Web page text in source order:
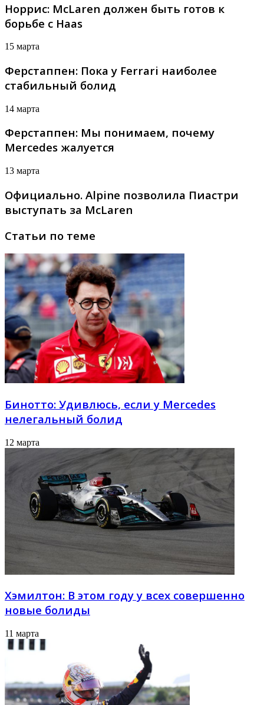
Норрис: McLaren должен быть готов к
борьбе с Haas
15 марта
Ферстаппен: Пока у Ferrari наиболее
стабильный болид
14 марта
Ферстаппен: Мы понимаем, почему
Mercedes жалуется
13 марта
Официально. Alpine позволила Пиастри
выступать за McLaren
Статьи по теме
Бинотто: Удивлюсь, если у Mercedes
нелегальный болид
12 марта
Хэмилтон: В этом году у всех совершенно
новые болиды
11 марта